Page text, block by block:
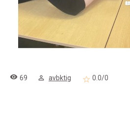
69 avbktig 0.0/0